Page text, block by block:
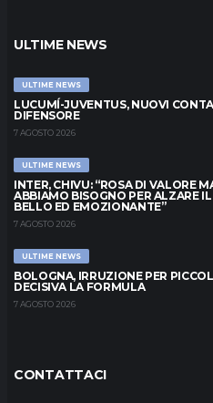
ULTIME NEWS
ULTIME NEWS
LUCUMÍ-JUVENTUS, NUOVI
DIFENSORE
7 AGOSTO 2026
ULTIME NEWS
INTER, CHIVU: “ROSA DI VALORE
ABBIAMO BISOGNO PER ALZARE IL
BELLO ED EMOZIONANTE”
7 AGOSTO 2026
ULTIME NEWS
BOLOGNA, IRRUZIONE PER
DECISIVA LA FORMULA
7 AGOSTO 2026
CONTATTACI